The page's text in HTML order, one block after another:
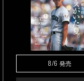
8/6 発売